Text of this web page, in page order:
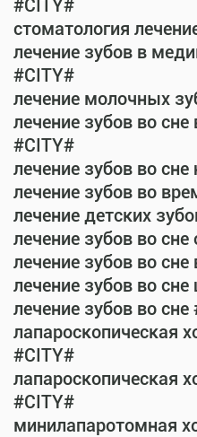
#CITY#
стоматология
лечение зубов в
#CITY#
лечение молочных
лечение зубов во
#CITY#
лечение зубов во
лечение зубов во
лечение детских
лечение зубов во
лечение зубов во
лечение зубов во
лечение зубов во сне
лапароскопическая
#CITY#
лапароскопическая
#CITY#
минилапаротомная